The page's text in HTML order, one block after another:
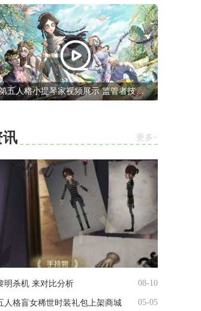
第五人格小提琴家视频展示 监管者技能实战动画
更多+
明杀机 来对比分析 08-10
人格盲女稀世时装礼包上架商城 05-05